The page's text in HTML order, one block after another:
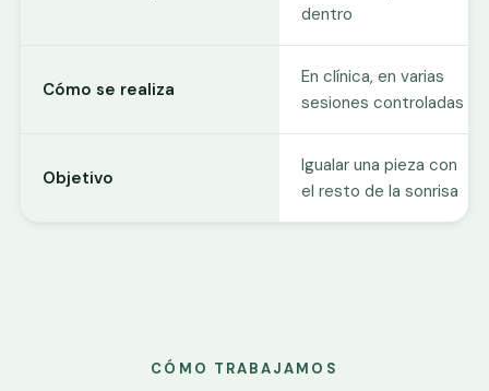
dentro
Cómo se realiza
En clínica, en varias
sesiones controladas
Objetivo
Igualar una pieza con
el resto de la sonrisa
CÓMO TRABAJAMOS